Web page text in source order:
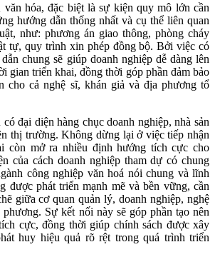
hóa, đặc biệt là sự kiện quy mô lớn cần
hướng dẫn thống nhất và cụ thể liên quan
như: phương án giao thông, phòng cháy
tự, quy trình xin phép đồng bộ. Bởi việc có
chung sẽ giúp doanh nghiệp dễ dàng lên
gian triển khai, đồng thời góp phần đảm bảo
cho cả nghệ sĩ, khán giả và địa phương tổ
đại diện hàng chục doanh nghiệp, nhà sản
thị trường. Không dừng lại ở việc tiếp nhận
còn mở ra nhiều định hướng tích cực cho
của cách doanh nghiệp tham dự có chung
công nghiệp văn hoá nói chung và lĩnh
được phát triển mạnh mẽ và bền vững, cần
giữa cơ quan quản lý, doanh nghiệp, nghệ
Sự kết nối này sẽ góp phần tạo nên
cực, đồng thời giúp chính sách được xây
huy hiệu quả rõ rệt trong quá trình triển